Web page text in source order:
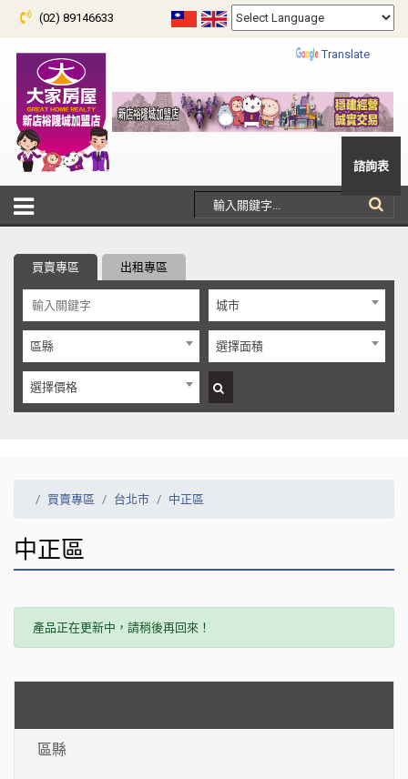
(02) 89146633
Translate
買賣專區 出租專區
城市
區縣 選擇面積
選擇價格
買賣專區 台北市 中正區
中正區
產品正在更新中，請稍後再回來！
區縣
諮詢表